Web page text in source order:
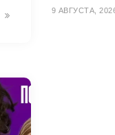
9 АВГУСТА,